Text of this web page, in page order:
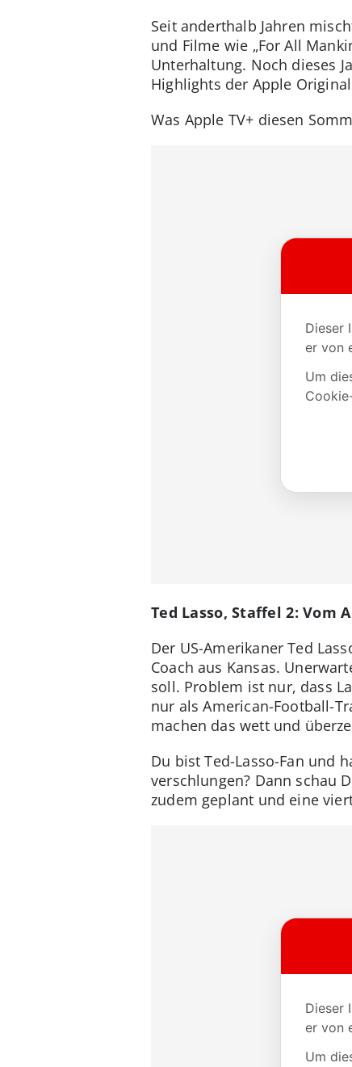
Seit anderthalb Jahren
und Filme wie „For All
Unterhaltung. Noch dieses
Highlights der Apple
Was Apple TV+ diesen
Ted Lasso, Staffel 2: Vom
Der US-Amerikaner Ted
Coach aus Kansas.
soll. Problem ist nur, dass
nur als American-Football-
machen das wett und
Du bist Ted-Lasso-Fan und
verschlungen? Dann schau
zudem geplant und eine